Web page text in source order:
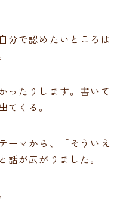
分で認めたいところは
ったりします。書いて
てくる。
ーマから、「そういえ
話が広がりました。